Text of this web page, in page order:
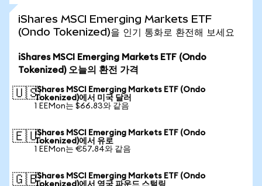
iShares MSCI Emerging Markets ETF
(Ondo Tokenized)을 인기 통화로 환전해 보세요
iShares MSCI Emerging Markets ETF (Ondo
Tokenized) 오늘의 환전 가격
🇺🇸iShares MSCI Emerging Markets ETF (Ondo
Tokenized)에서 미국 달러
1 EEMon는 $66.83와 같음
🇪🇺iShares MSCI Emerging Markets ETF (Ondo
Tokenized)에서 유로
1 EEMon는 €57.84와 같음
🇬🇧iShares MSCI Emerging Markets ETF (Ondo
Tokenized)에서 영국 파운드 스털링